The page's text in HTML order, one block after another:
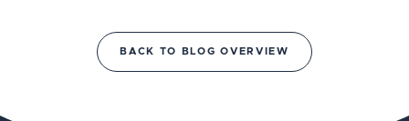
BACK TO BLOG OVERVIEW